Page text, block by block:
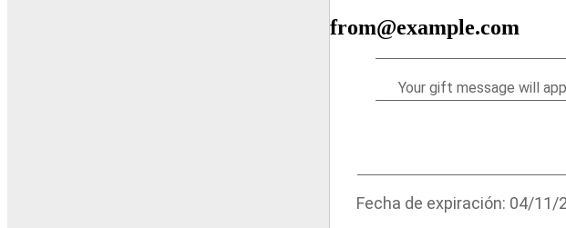
from@example.com
Your gift message will
Fecha de expiración: 04/11/